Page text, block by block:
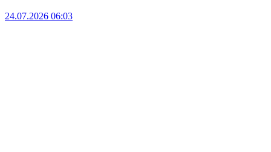
24.07.2026 06:03